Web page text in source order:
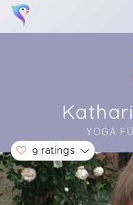
YOGA
Soon you will learn
9 ratings
Vielen Dank für
absolute Anfänger